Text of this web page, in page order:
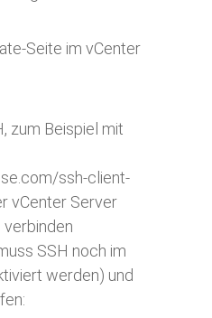
Seite im vCenter
zum Beispiel mit
ssh-client-
vCenter Server
verbinden
SSH noch im
werden) und